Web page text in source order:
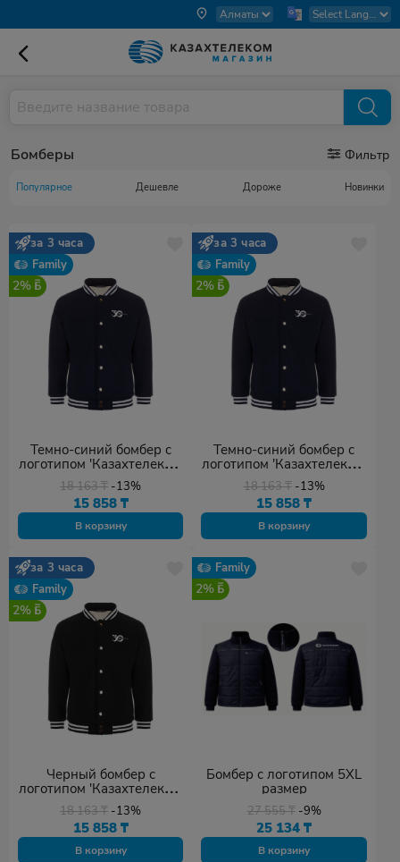
Бомберы Фильтр
Популярное Дешевле Дороже Новинки
за 3 часа
Family
2%
Темно-синий бомбер с
логотипом 'Казахтелеком'
M размер
18 163₸ -13%
15 858 ₸
В корзину
за 3 часа
Family
2%
Темно-синий бомбер с
логотипом 'Казахтелеком'
S размер
18 163₸ -13%
15 858₸
В корзину
за 3 часа
Family
2%
Черный бомбер с
логотипом 'Казахтелеком'
L размер
18 163₸ -13%
15 858 ₸
В корзину
Family
2%
Бомбер с логотипом 5XL
размер
27 555₸ -9%
25 134₸
В корзину